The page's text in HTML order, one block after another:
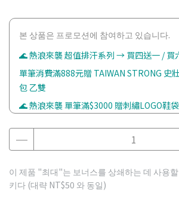
본 상품은 프로모션에 참여하고 있습니다.
🌊 熱浪來襲 超值排汗系列 → 買四送一 / 買
單筆消費滿888元贈 TAIWAN STRONG 史
包 乙雙
🌊 熱浪來襲 單筆滿$3000 贈刺繡LOGO鞋
이 제품 "최대"는 보너스를 상쇄하는 데 사용
키다 (대략 NT$50 와 동일)